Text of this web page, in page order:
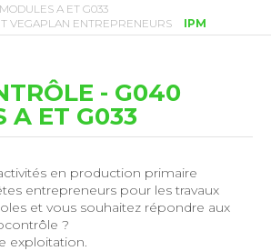
A ET G033
VEGAPLAN ENTREPRENEURS
IPM
- G040
A ET G033
en production primaire
entrepreneurs pour les travaux
et vous souhaitez répondre aux
?
exploitation.